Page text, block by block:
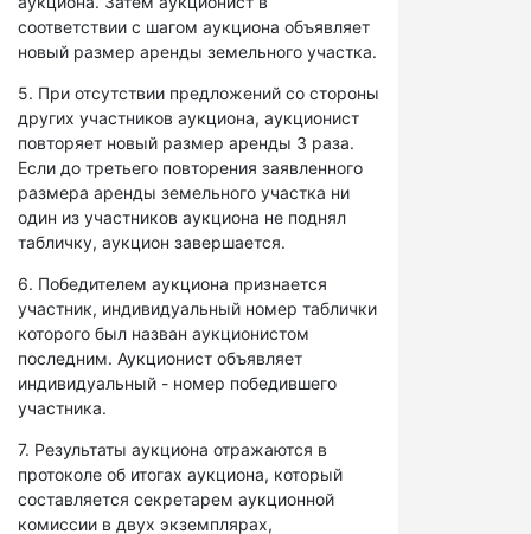
соответствии с шагом аукциона объявляет
новый размер аренды земельного участка.
5. При отсутствии предложений со стороны
других участников аукциона, аукционист
повторяет новый размер аренды 3 раза.
Если до третьего повторения заявленного
размера аренды земельного участка ни
один из участников аукциона не поднял
табличку, аукцион завершается.
6. Победителем аукциона признается
участник, индивидуальный номер таблички
которого был назван аукционистом
последним. Аукционист объявляет
индивидуальный - номер победившего
участника.
7. Результаты аукциона отражаются в
протоколе об итогах аукциона, который
составляется секретарем аукционной
комиссии в двух экземплярах,